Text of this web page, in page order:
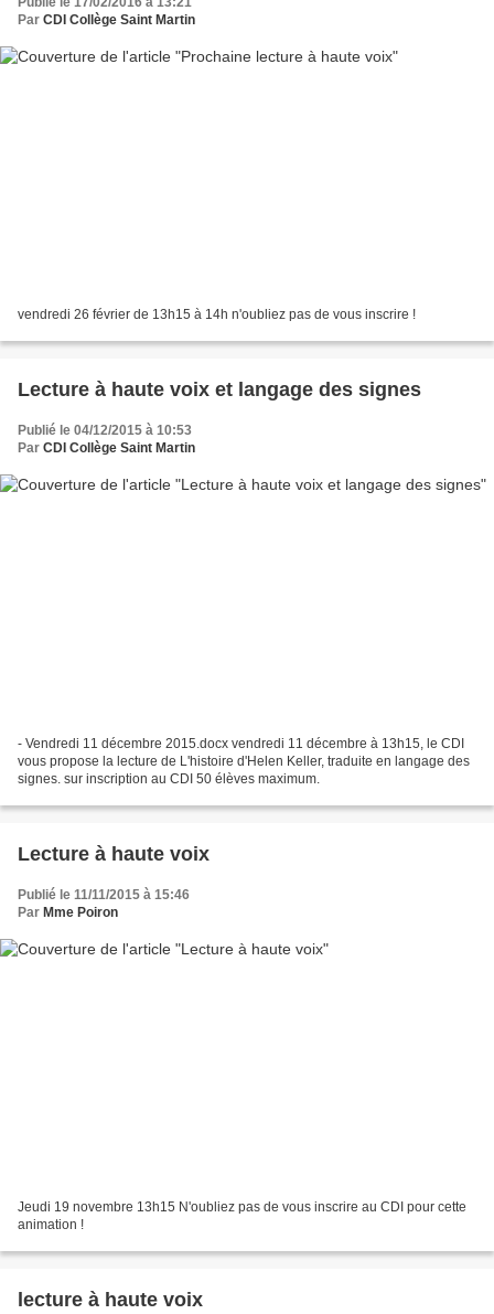
Par CDI Collège Saint Martin
vendredi 26 février de 13h15 à 14h n'oubliez pas de vous inscrire !
Lecture à haute voix et langage des signes
Publié le 04/12/2015 à 10:53
Par CDI Collège Saint Martin
- Vendredi 11 décembre 2015.docx vendredi 11 décembre à 13h15, le CDI
vous propose la lecture de L'histoire d'Helen Keller, traduite en langage des
signes. sur inscription au CDI 50 élèves maximum.
Lecture à haute voix
Publié le 11/11/2015 à 15:46
Par Mme Poiron
Jeudi 19 novembre 13h15 N'oubliez pas de vous inscrire au CDI pour cette
animation !
lecture à haute voix